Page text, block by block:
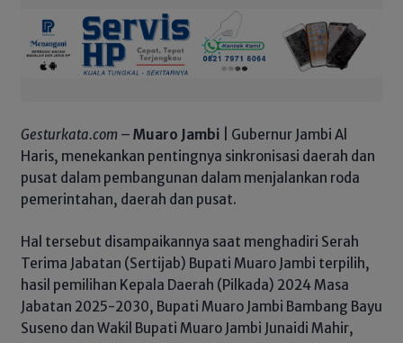
Gesturkata.com – Muaro Jambi | Gubernur Jambi Al
Haris, menekankan pentingnya sinkronisasi daerah dan
pusat dalam pembangunan dalam menjalankan roda
pemerintahan, daerah dan pusat.
Hal tersebut disampaikannya saat menghadiri Serah
Terima Jabatan (Sertijab) Bupati Muaro Jambi terpilih,
hasil pemilihan Kepala Daerah (Pilkada) 2024 Masa
Jabatan 2025-2030, Bupati Muaro Jambi Bambang Bayu
Suseno dan Wakil Bupati Muaro Jambi Junaidi Mahir,